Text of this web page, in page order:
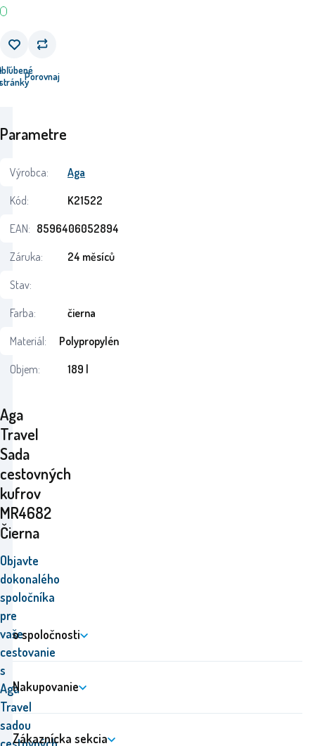
stránkyPorovnaj
Aga
Travel
Sada
cestovných
kufrov
MR4682
Čierna
Objavte
dokonalého
spoločníka
pre
vaše
cestovanie
s
Aga
Travel
sadou
Parametre
Výrobca:
Aga
Kód:
K21522
EAN: 8596406052894
Záruka:
24 měsíců
Stav:
Farba:
čierna
Materiál:
Polypropylén
Objem:
189 l
o spoločnosti
Nakupovanie
Zákaznícka sekcia